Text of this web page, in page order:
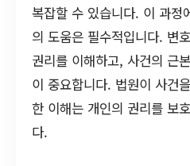
복잡할 수 있습니다. 이 과정
의 도움은 필수적입니다. 변
권리를 이해하고, 사건의 근
이 중요합니다. 법원이 사건
한 이해는 개인의 권리를 보
다.